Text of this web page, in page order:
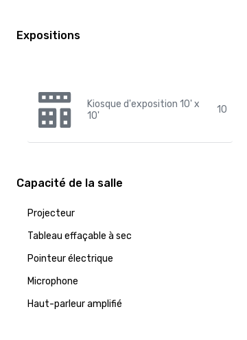
Expositions
Kiosque d'exposition 10' x
10'
10
Capacité de la salle
Projecteur
Tableau effaçable à sec
Pointeur électrique
Microphone
Haut-parleur amplifié